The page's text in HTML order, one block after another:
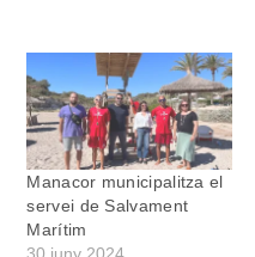
aqüàtics, la seva eficàcia i
la manera en…
Manacor municipalitza el
servei de Salvament
Marítim
30 juny 2024